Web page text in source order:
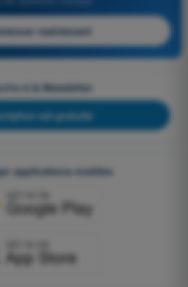
maintenant
à la Newsletter
est gratuite
applications mobiles